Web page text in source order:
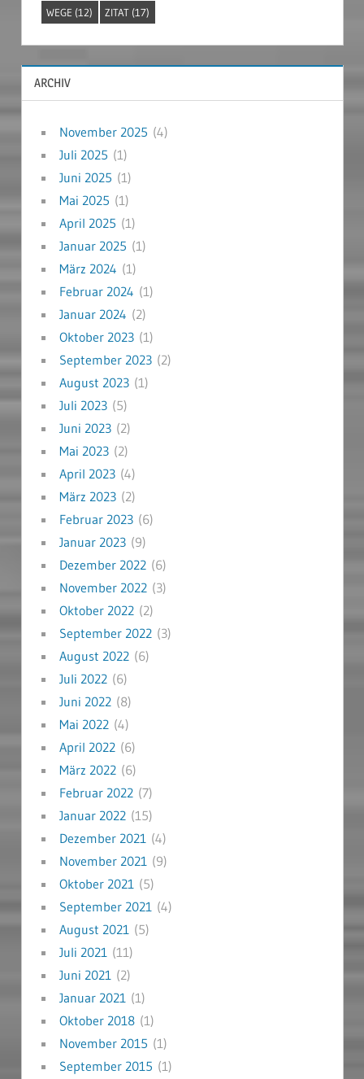
WEGE (12) ZITAT (17)
ARCHIV
November 2025 (4)
Juli 2025 (1)
Juni 2025 (1)
Mai 2025 (1)
April 2025 (1)
Januar 2025 (1)
März 2024 (1)
Februar 2024 (1)
Januar 2024 (2)
Oktober 2023(1)
September 2023(2)
August 2023(1)
Juli 2023(5)
Juni 2023(2)
Mai 2023(2)
April 2023(4)
März 2023(2)
Februar 2023(6)
Januar 2023(9)
Dezember 2022(6)
November 2022(3)
Oktober 2022(2)
September 2022(3)
August 2022(6)
Juli 2022(6)
Juni 2022(8)
Mai 2022(4)
April 2022(6)
März 2022(6)
Februar 2022(7)
Januar 2022(15)
Dezember 2021(4)
November 2021(9)
Oktober 2021(5)
September 2021(4)
August 2021(5)
Juli 2021(11)
Juni 2021(2)
Januar 2021(1)
Oktober 2018(1)
November 2015 (1)
September 2015 (1)